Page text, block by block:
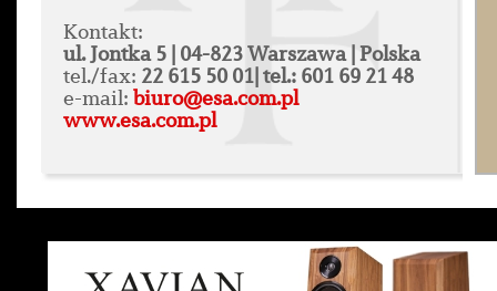
Kontakt:
ul. Jontka 5 | 04-823 Warszawa | Polska
tel./fax: 22 615 50 01| tel.: 601 69 21 48
e-mail: biuro@esa.com.pl
www.esa.com.pl